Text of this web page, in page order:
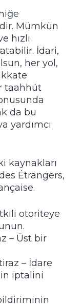
Mümkün
hızlı
İdari,
her yol,
taahhüt
da bu
yardımcı
kaynakları
Étrangers,
.
otoriteye
– Üst bir
– İdare
iptalini